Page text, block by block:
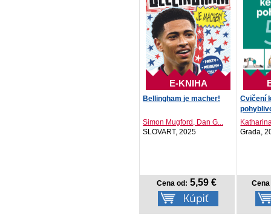
E-KNIHA
Bellingham je macher!
Simon Mugford, Dan G...
SLOVART, 2025
Cena od: 5,59 €
Cvičení
Grada,